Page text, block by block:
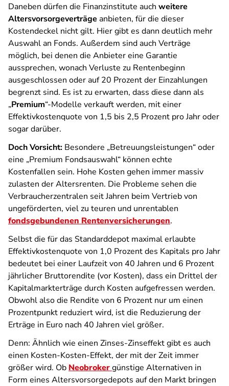
Daneben dürfen die Finanzinstitute auch weitere
Altersvorsorgeverträge anbieten, für die dieser
Kostendeckel nicht gilt. Hier gibt es dann deutlich mehr
Auswahl an Fonds. Außerdem sind auch Verträge
möglich, bei denen die Anbieter eine Garantie
aussprechen, wonach Verluste zu Rentenbeginn
ausgeschlossen oder auf 20 Prozent der Einzahlungen
begrenzt sind. Es ist zu erwarten, dass diese dann als
„Premium“-Modelle verkauft werden, mit einer
Effektivkostenquote von 1,5 bis 2,5 Prozent pro Jahr oder
sogar darüber.
Doch Vorsicht: Besondere „Betreuungsleistungen“ oder
eine „Premium Fondsauswahl“ können echte
Kostenfallen sein. Hohe Kosten gehen immer massiv
zulasten der Altersrenten. Die Probleme sehen die
Verbraucherzentralen seit Jahren beim Vertrieb von
ungeförderten, viel zu teuren und unrentablen
fondsgebundenen Rentenversicherungen.
Selbst die für das Standarddepot maximal erlaubte
Effektivkostenquote von 1,0 Prozent des Kapitals pro Jahr
bedeutet bei einer Laufzeit von 40 Jahren und 6 Prozent
jährlicher Bruttorendite (vor Kosten), dass ein Drittel der
Kapitalmarkterträge durch Kosten aufgefressen werden.
Obwohl also die Rendite von 6 Prozent nur um einen
Prozentpunkt reduziert wird, ist die Reduzierung der
Erträge in Euro nach 40 Jahren viel größer.
Denn: Ähnlich wie einen Zinses-Zinseffekt gibt es auch
einen Kosten-Kosten-Effekt, der mit der Zeit immer
größer wird. Ob Neobrokergünstige Alternativen in
Form eines Altersvorsorgedepots auf den Markt bringen